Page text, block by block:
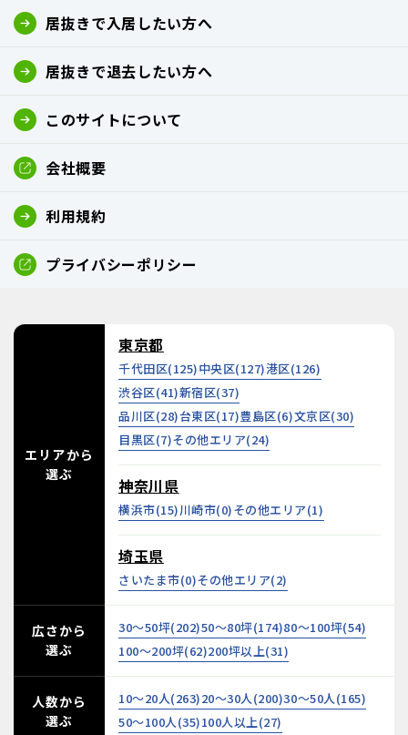
居抜きで入居したい方へ
居抜きで退去したい方へ
このサイトについて
会社概要
利用規約
プライバシーポリシー
エリアから
選ぶ
東京都
千代田区(125)中央区(127)港区(126)
渋谷区(41)新宿区(37)
品川区(28)台東区(17)豊島区(6)文京区(30)
目黒区(7)その他エリア(24)
神奈川県
横浜市(15)川崎市(0)その他エリア(1)
埼玉県
さいたま市(0)その他エリア(2)
広さから
選ぶ
30～50坪(202)50～80坪(174)80～100坪(54)
100～200坪(62)200坪以上(31)
人数から
選ぶ
10～20人(263)20～30人(200)30～50人(165)
50～100人(35)100人以上(27)